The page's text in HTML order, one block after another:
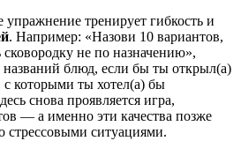
тренирует гибкость и
. Например: «Назови 10 вариантов,
не по назначению»,
блюд, если бы ты открыл(а)
с которыми ты хотел(а) бы
снова проявляется игра,
— а именно эти качества позже
стрессовыми ситуациями.